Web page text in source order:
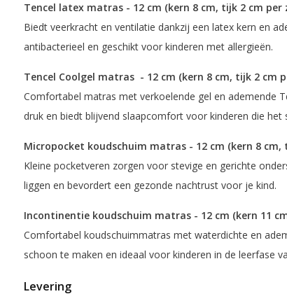
Tencel latex matras - 12 cm (kern 8 cm, tijk 2 cm per
Biedt veerkracht en ventilatie dankzij een latex kern en
antibacterieel en geschikt voor kinderen met allergieën.
Tencel Coolgel matras - 12 cm (kern 8 cm, tijk 2 cm
Comfortabel matras met verkoelende gel en ademende
druk en biedt blijvend slaapcomfort voor kinderen die het
Micropocket koudschuim matras - 12 cm (kern 8 cm,
Kleine pocketveren zorgen voor stevige en gerichte
liggen en bevordert een gezonde nachtrust voor je kind.
Incontinentie koudschuim matras - 12 cm (kern 11
Comfortabel koudschuimmatras met waterdichte en
schoon te maken en ideaal voor kinderen in de leerfase
Levering